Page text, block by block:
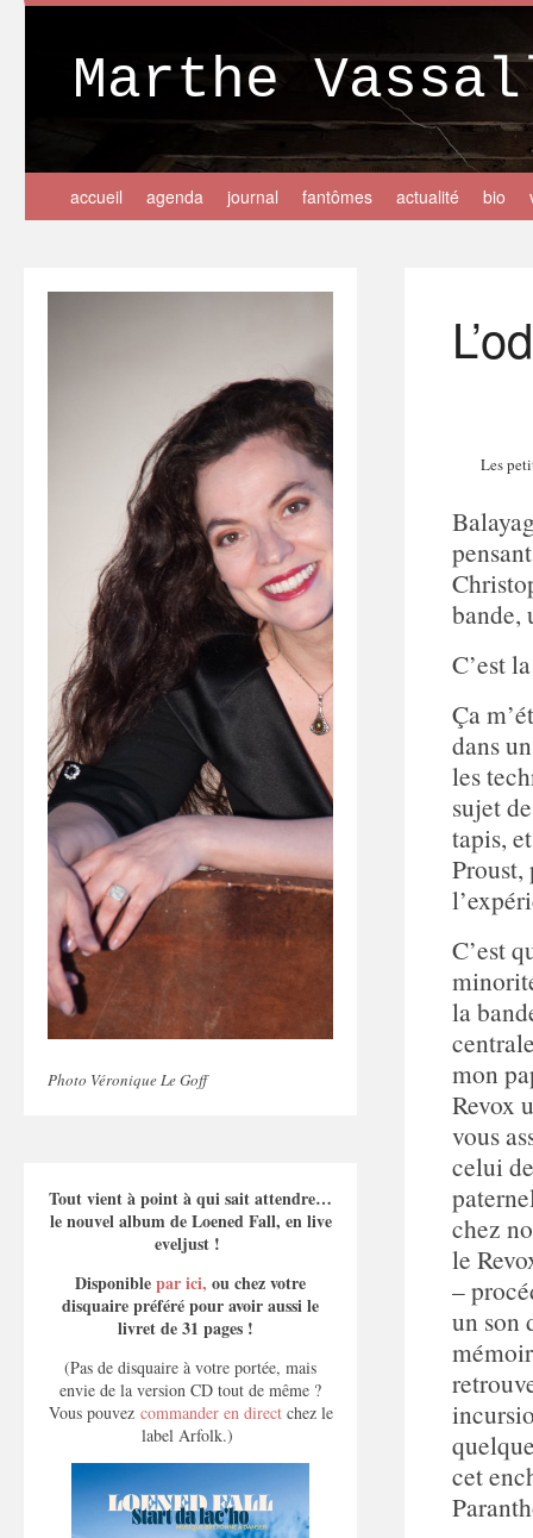
Marthe
accueil agenda journal fantômes actualité bio
Photo Véronique Le Goff
Tout vient à point à qui sait attendre…
le nouvel album de Loened Fall, en live
eveljust !
Disponiblepar ici, ou chez votre
disquaire préféré pour avoir aussi le
livret de 31 pages !
(Pas de disquaire à votre portée, mais
envie de la version CD tout de même ?
Vous pouvezcommander en directchez le
label Arfolk.)
Les
bande,
C’est
Ça
dans
les
sujet
tapis,
Proust,
C’est
la
mon
Revox
vous
celui
chez
le
–
un son
cet